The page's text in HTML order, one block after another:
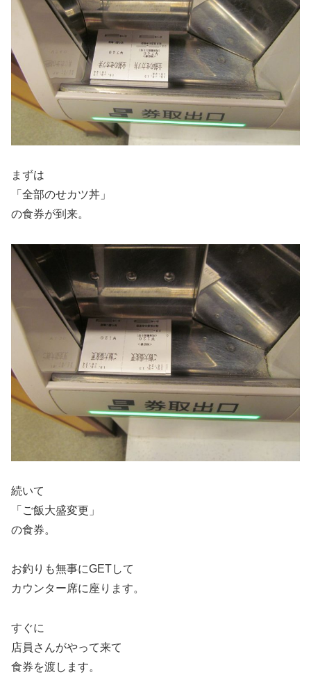
まずは
「全部のせカツ丼」
の食券が到来。
続いて
「ご飯大盛変更」
の食券。
お釣りも無事にGETして
カウンター席に座ります。
すぐに
店員さんがやって来て
食券を渡します。